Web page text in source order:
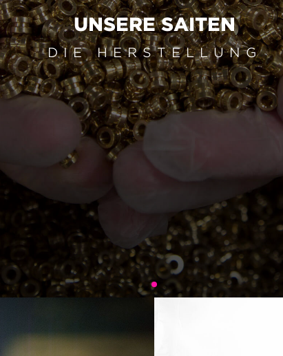
UNSERE SAITEN
DIE HERSTELLUNG